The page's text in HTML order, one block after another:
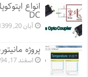
DC
آبان 20, 1399
پروژه
اسفند 17, 1394